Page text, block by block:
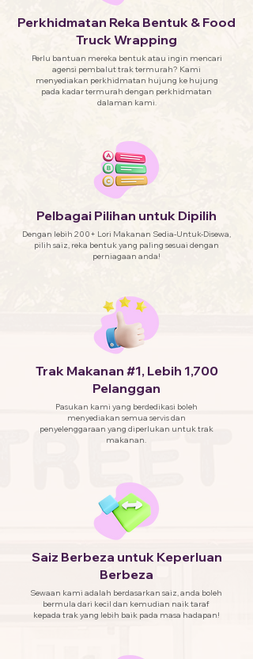
Perkhidmatan Reka Bentuk & Food
Truck Wrapping
Perlu bantuan mereka bentuk atau ingin mencari
agensi pembalut trak termurah? Kami
menyediakan perkhidmatan hujung ke hujung
pada kadar termurah dengan perkhidmatan
dalaman kami.
Pelbagai Pilihan untuk Dipilih
Dengan lebih 200+ Lori Makanan Sedia-Untuk-Disewa,
pilih saiz, reka bentuk yang paling sesuai dengan
perniagaan anda!
Trak Makanan #1, Lebih 1,700
Pelanggan
Pasukan kami yang berdedikasi boleh
menyediakan semua servis dan
penyelenggaraan yang diperlukan untuk trak
makanan.
Saiz Berbeza untuk Keperluan
Berbeza
Sewaan kami adalah berdasarkan saiz, anda boleh
bermula dari kecil dan kemudian naik taraf
kepada trak yang lebih baik pada masa hadapan!